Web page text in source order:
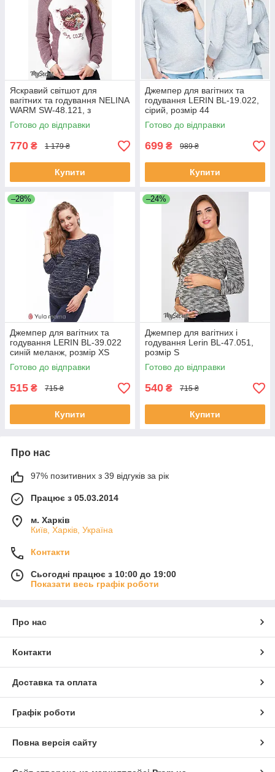
Яскравий світшот для
вагітних та годування NELINA
WARM SW-48.121, з
трикотажу з начосом, розмір
L
Готово до відправки
770 ₴ 1 179 ₴
Купити
Джемпер для вагітних та
годування LERIN BL-19.022,
сірий, розмір 44
Готово до відправки
699 ₴ 989 ₴
Купити
–28%
Джемпер для вагітних та
годування LERIN BL-39.022
синій меланж, розмір XS
Готово до відправки
515 ₴ 715 ₴
Купити
–24%
Джемпер для вагітних і
годування Lerin BL-47.051,
розмір S
Готово до відправки
540 ₴ 715 ₴
Купити
Про нас
97% позитивних з 39 відгуків за рік
Працює з 05.03.2014
м. Харків
Київ, Харків, Україна
Контакти
Сьогодні працює з 10:00 до 19:00
Показати весь графік роботи
Про нас
Контакти
Доставка та оплата
Графік роботи
Повна версія сайту